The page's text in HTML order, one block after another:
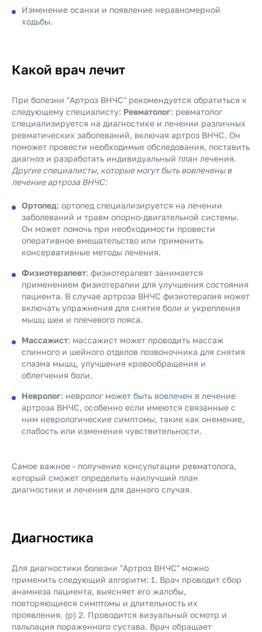
Изменение осанки и появление неравномерной
ходьбы.
Какой врач лечит
При болезни "Артроз ВНЧС" рекомендуется обратиться к
следующему специалисту: Ревматолог: ревматолог
специализируется на диагностике и лечении различных
ревматических заболеваний, включая артроз ВНЧС. Он
поможет провести необходимые обследования, поставить
диагноз и разработать индивидуальный план лечения.
Другие специалисты, которые могут быть вовлечены в
лечение артроза ВНЧС:
Ортопед: ортопед специализируется на лечении
заболеваний и травм опорно-двигательной системы.
Он может помочь при необходимости провести
оперативное вмешательство или применить
консервативные методы лечения.
Физиотерапевт: физиотерапевт занимается
применением физиотерапии для улучшения состояния
пациента. В случае артроза ВНЧС физиотерапия может
включать упражнения для снятия боли и укрепления
мышц шеи и плечевого пояса.
Массажист: массажист может проводить массаж
спинного и шейного отделов позвоночника для снятия
спазма мышц, улучшения кровообращения и
облегчения боли.
Невролог: невролог может быть вовлечен в лечение
артроза ВНЧС, особенно если имеются связанные с
ним неврологические симптомы, такие как онемение,
слабость или изменения чувствительности.
Самое важное - получение консультации ревматолога,
который сможет определить наилучший план
диагностики и лечения для данного случая.
Диагностика
Для диагностики болезни "Артроз ВНЧС" можно
применить следующий алгоритм: 1. Врач проводит сбор
анамнеза пациента, выясняет его жалобы,
повторяющиеся симптомы и длительность их
проявления. (p) 2. Проводится визуальный осмотр и
пальпация пораженного сустава. Врач обращает